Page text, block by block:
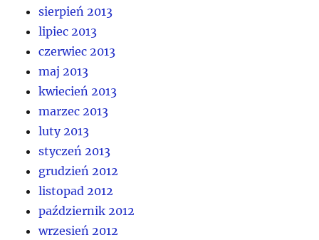
sierpień 2013
lipiec 2013
czerwiec 2013
maj 2013
kwiecień 2013
marzec 2013
luty 2013
styczeń 2013
grudzień 2012
listopad 2012
październik 2012
wrzesień 2012